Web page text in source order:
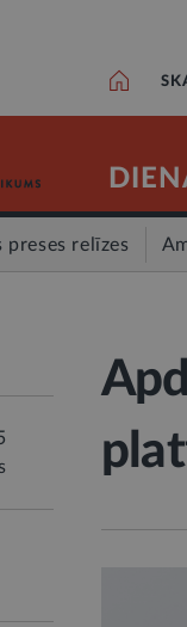
preses relīzes